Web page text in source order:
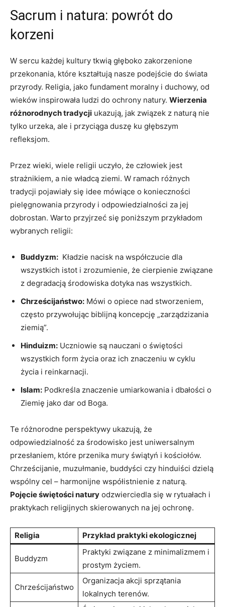
Sacrum i natura: powrót do
korzeni
W sercu każdej kultury tkwią głęboko zakorzenione
przekonania, które kształtują nasze podejście do świata
przyrody. Religia, ⁣jako fundament moralny i duchowy, od
wieków inspirowała ludzi do ochrony natury. Wierzenia
różnorodnych tradycji ukazują, jak związek z naturą nie
tylko urzeka, ale i przyciąga duszę ku głębszym
refleksjom.
Przez wieki, wiele ⁤religii uczyło, że⁤ człowiek jest
strażnikiem, a nie władcą ziemi. W ramach różnych
tradycji ⁤pojawiały się idee mówiące o konieczności
‍pielęgnowania przyrody i odpowiedzialności za jej
dobrostan. Warto przyjrzeć się poniższym przykładom
wybranych religii:
Buddyzm: ⁢ Kładzie nacisk na współczucie dla
wszystkich istot i ‍zrozumienie, że cierpienie związane
z degradacją środowiska dotyka⁣ nas wszystkich.
Chrześcijaństwo: Mówi o opiece nad​ stworzeniem,
często przywołując biblijną koncepcję „zarządzizania
ziemią”.
Hinduizm: Uczniowie są‍ nauczani o świętości
wszystkich form życia oraz ich znaczeniu w cyklu
życia i reinkarnacji.
Islam: ⁤Podkreśla znaczenie umiarkowania i dbałości o
Ziemię jako dar od Boga.
Te różnorodne perspektywy ​ukazują, że
odpowiedzialność‍ za ​środowisko jest uniwersalnym‍
przesłaniem, które przenika mury świątyń i ‌kościołów.
Chrześcijanie, muzułmanie, buddyści czy hinduiści dzielą
wspólny cel – harmonijne współistnienie z naturą.
Pojęcie świętości natury odzwierciedla się w rytuałach i
praktykach​ religijnych skierowanych na jej ochronę.
Religia Przykład praktyki ekologicznej
Buddyzm
Praktyki związane z minimalizmem i
prostym życiem.
Chrześcijaństwo
Organizacja akcji sprzątania
lokalnych terenów.